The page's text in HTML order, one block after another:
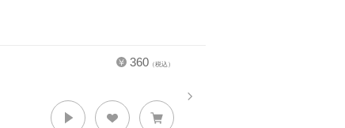
360 （税込）